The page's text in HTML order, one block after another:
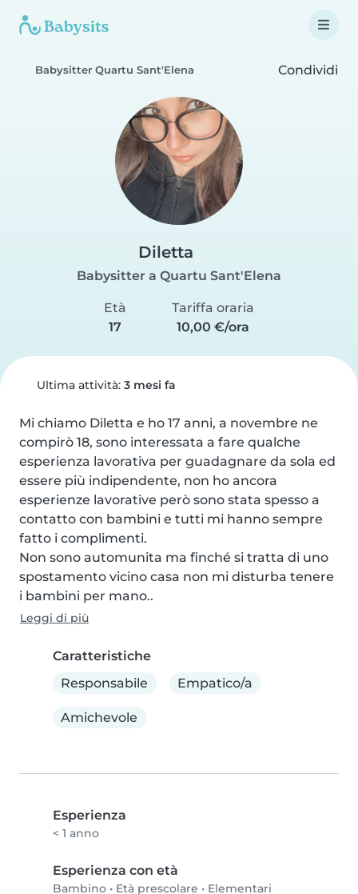
Babysitter Quartu Sant'Elena Condividi
Diletta
Babysitter a Quartu Sant'Elena
Età
17
Tariffa oraria
10,00 €/ora
Ultima attività: 3 mesi fa
Mi chiamo Diletta e ho 17 anni, a novembre ne
compirò 18, sono interessata a fare qualche
esperienza lavorativa per guadagnare da sola ed
essere più indipendente, non ho ancora
esperienze lavorative però sono stata spesso a
contatto con bambini e tutti mi hanno sempre
fatto i complimenti.
Non sono automunita ma finché si tratta di uno
spostamento vicino casa non mi disturba tenere
i bambini per mano..
Leggi di più
Caratteristiche
Responsabile
Empatico/a
Amichevole
Esperienza
< 1 anno
Esperienza con età
Bambino • Età prescolare • Elementari